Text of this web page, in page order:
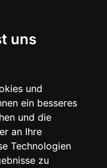
uns
und
ein besseres
und die
an Ihre
Technologien
zu